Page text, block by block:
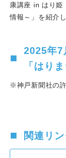
康講座 in はり
情報～」を紹介
2025年7
「はり
※神戸新聞社の
関連リン